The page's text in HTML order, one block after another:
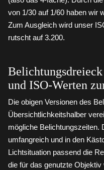
von 1/30 auf 1/60 haben wir
Zum Ausgleich wird unser
rutscht auf 3.200.
und ISO-Werten
Die obigen Versionen des
Übersichtlichkeitshalber
mögliche Belichtungszeiten.
umfangreich und in den
Lichtsituation passend die
die für das genutzte